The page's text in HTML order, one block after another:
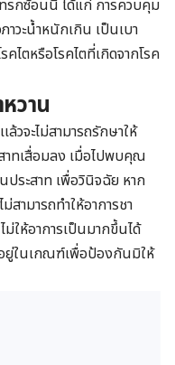
รกซ้อนนี้ ได้แก่ การควบคุม
าวะน้ำหนักเกิน เป็นเบา
คไตหรือโรคไตที่เกิดจากโรค
วาน
วจะไม่สามารถรักษาให้
สาทเสื่อมลง เมื่อไปพบคุณ
ระสาท เพื่อวินิจฉัย หาก
ม่สามารถทำให้อาการชา
ม่ให้อาการเป็นมากขึ้นได้
ยู่ในเกณฑ์เพื่อป้องกันมิให้